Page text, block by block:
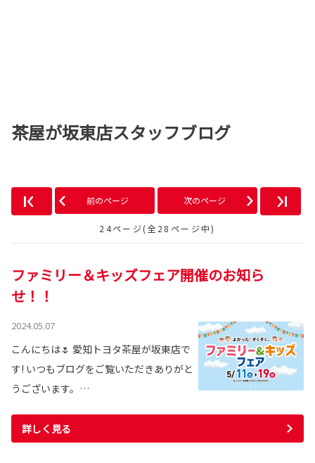
茶屋が坂東店スタッフブログ
前のページ 次のページ
24ページ(全28ページ中)
ファミリー＆キッズフェア開催のお知ら
せ！！
2024.05.07
こんにちは🌷 愛知トヨタ茶屋が坂東店で
す! いつもブログをご覧いただきありがと
うございます。…
詳しく見る